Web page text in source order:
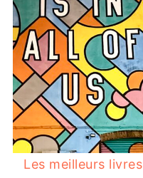
Les meilleurs livres